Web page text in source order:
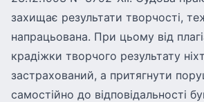
захищає результати творчості,
напрацьована. При цьому від
крадіжки творчого результату
застрахований, а притягнути
самостійно до відповідальності